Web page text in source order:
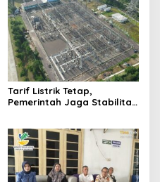
Tarif Listrik Tetap,
Pemerintah Jaga Stabilitas